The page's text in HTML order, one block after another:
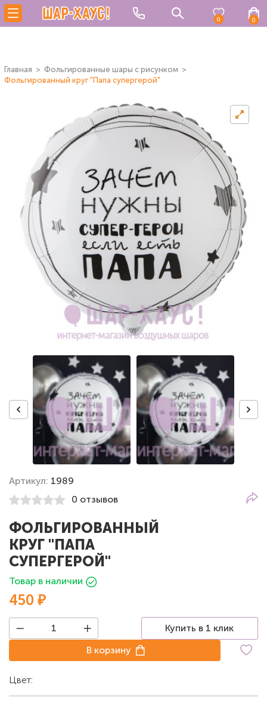
0 0
Главная
Фольгированные шары с рисунком
Фольгированный круг "Папа супергерой"
Артикул: 1989
0 отзывов
ФОЛЬГИРОВАННЫЙ
КРУГ "ПАПА
СУПЕРГЕРОЙ"
Товар в наличии
450 ₽
Купить в 1 клик
В корзину
Цвет: